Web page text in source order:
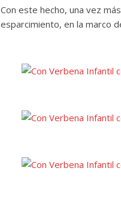
Con este hecho, una vez
esparcimiento, en la marco